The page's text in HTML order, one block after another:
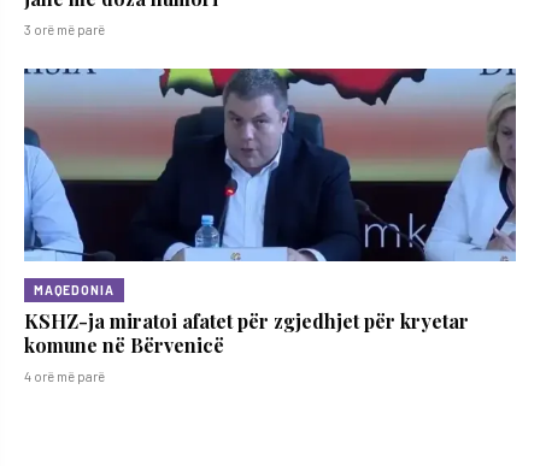
3 orë më parë
MAQEDONIA
KSHZ-ja miratoi afatet për zgjedhjet për kryetar
komune në Bërvenicë
4 orë më parë